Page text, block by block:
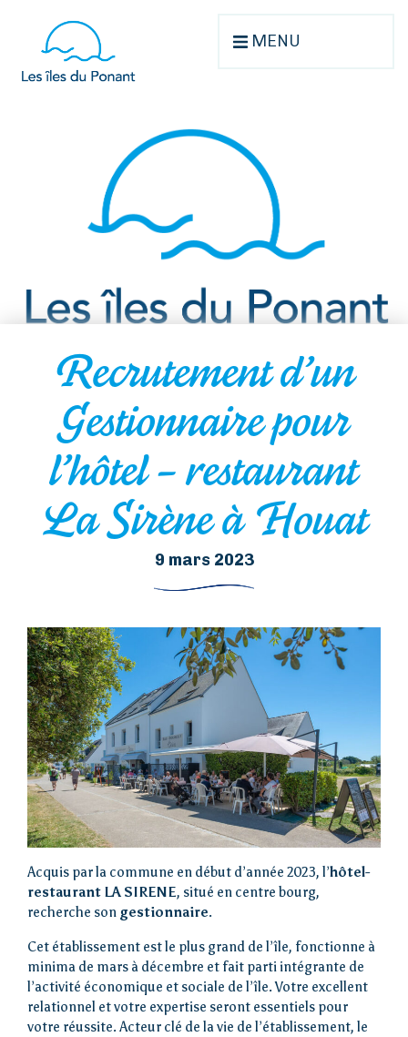
MENU
Recrutement d’un
Gestionnaire pour
l’hôtel – restaurant
La Sirène à Houat
9 mars 2023
Acquis par la commune en début d’année 2023, l’hôtel-
restaurant LA SIRENE, situé en centre bourg,
recherche son gestionnaire.
Cet établissement est le plus grand de l’île, fonctionne à
minima de mars à décembre et fait parti intégrante de
l’activité économique et sociale de l’île. Votre excellent
relationnel et votre expertise seront essentiels pour
votre réussite. Acteur clé de la vie de l’établissement, le